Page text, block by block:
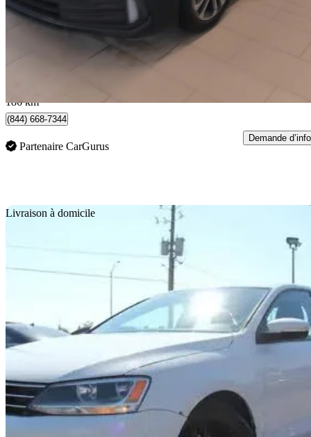
22 485 $
186 km
(844) 668-7344
Partenaire CarGurus
Demande d’info
Livraison à domicile
2015 Volkswagen Jetta